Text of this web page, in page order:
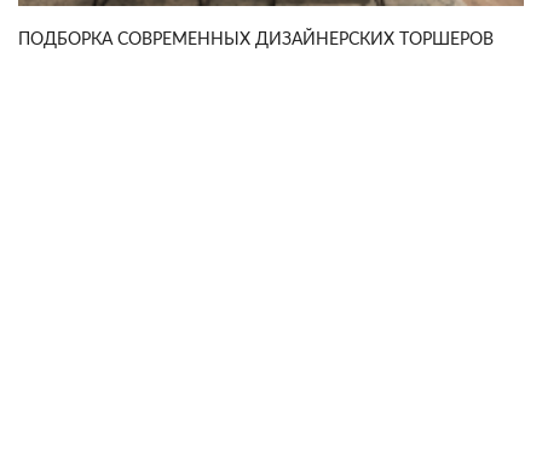
ПОДБОРКА СОВРЕМЕННЫХ ДИЗАЙНЕРСКИХ ТОРШЕРОВ